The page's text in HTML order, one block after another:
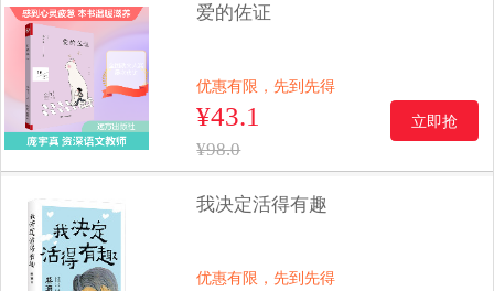
爱的佐证
优惠有限，先到先得
¥43.1
¥98.0
立即抢
我决定活得有趣
优惠有限，先到先得